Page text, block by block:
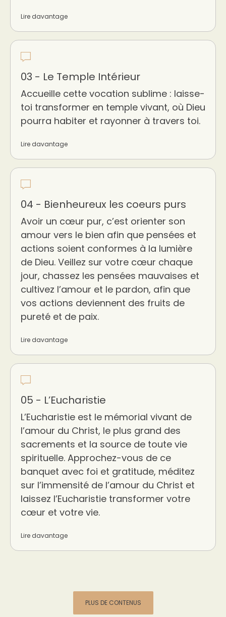
Lire davantage
03 - Le Temple Intérieur
Accueille cette vocation sublime : laisse-
toi transformer en temple vivant, où Dieu
pourra habiter et rayonner à travers toi.
Lire davantage
04 - Bienheureux les coeurs purs
Avoir un cœur pur, c’est orienter son
amour vers le bien afin que pensées et
actions soient conformes à la lumière
de Dieu. Veillez sur votre cœur chaque
jour, chassez les pensées mauvaises et
cultivez l’amour et le pardon, afin que
vos actions deviennent des fruits de
pureté et de paix.
Lire davantage
05 - L’Eucharistie
L’Eucharistie est le mémorial vivant de
l’amour du Christ, le plus grand des
sacrements et la source de toute vie
spirituelle. Approchez-vous de ce
banquet avec foi et gratitude, méditez
sur l’immensité de l’amour du Christ et
laissez l’Eucharistie transformer votre
cœur et votre vie.
Lire davantage
PLUS DE CONTENUS